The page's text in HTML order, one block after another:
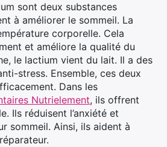
sont deux substances
à améliorer le sommeil. La
corporelle. Cela
et améliore la qualité du
le lactium vient du lait. Il a des
stress. Ensemble, ces deux
Dans les
Nutrielement, ils offrent
Ils réduisent l’anxiété et
sommeil. Ainsi, ils aident à